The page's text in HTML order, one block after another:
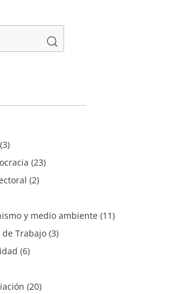
(3)
(23)
(2)
y medio ambiente (11)
Trabajo (3)
(6)
(20)